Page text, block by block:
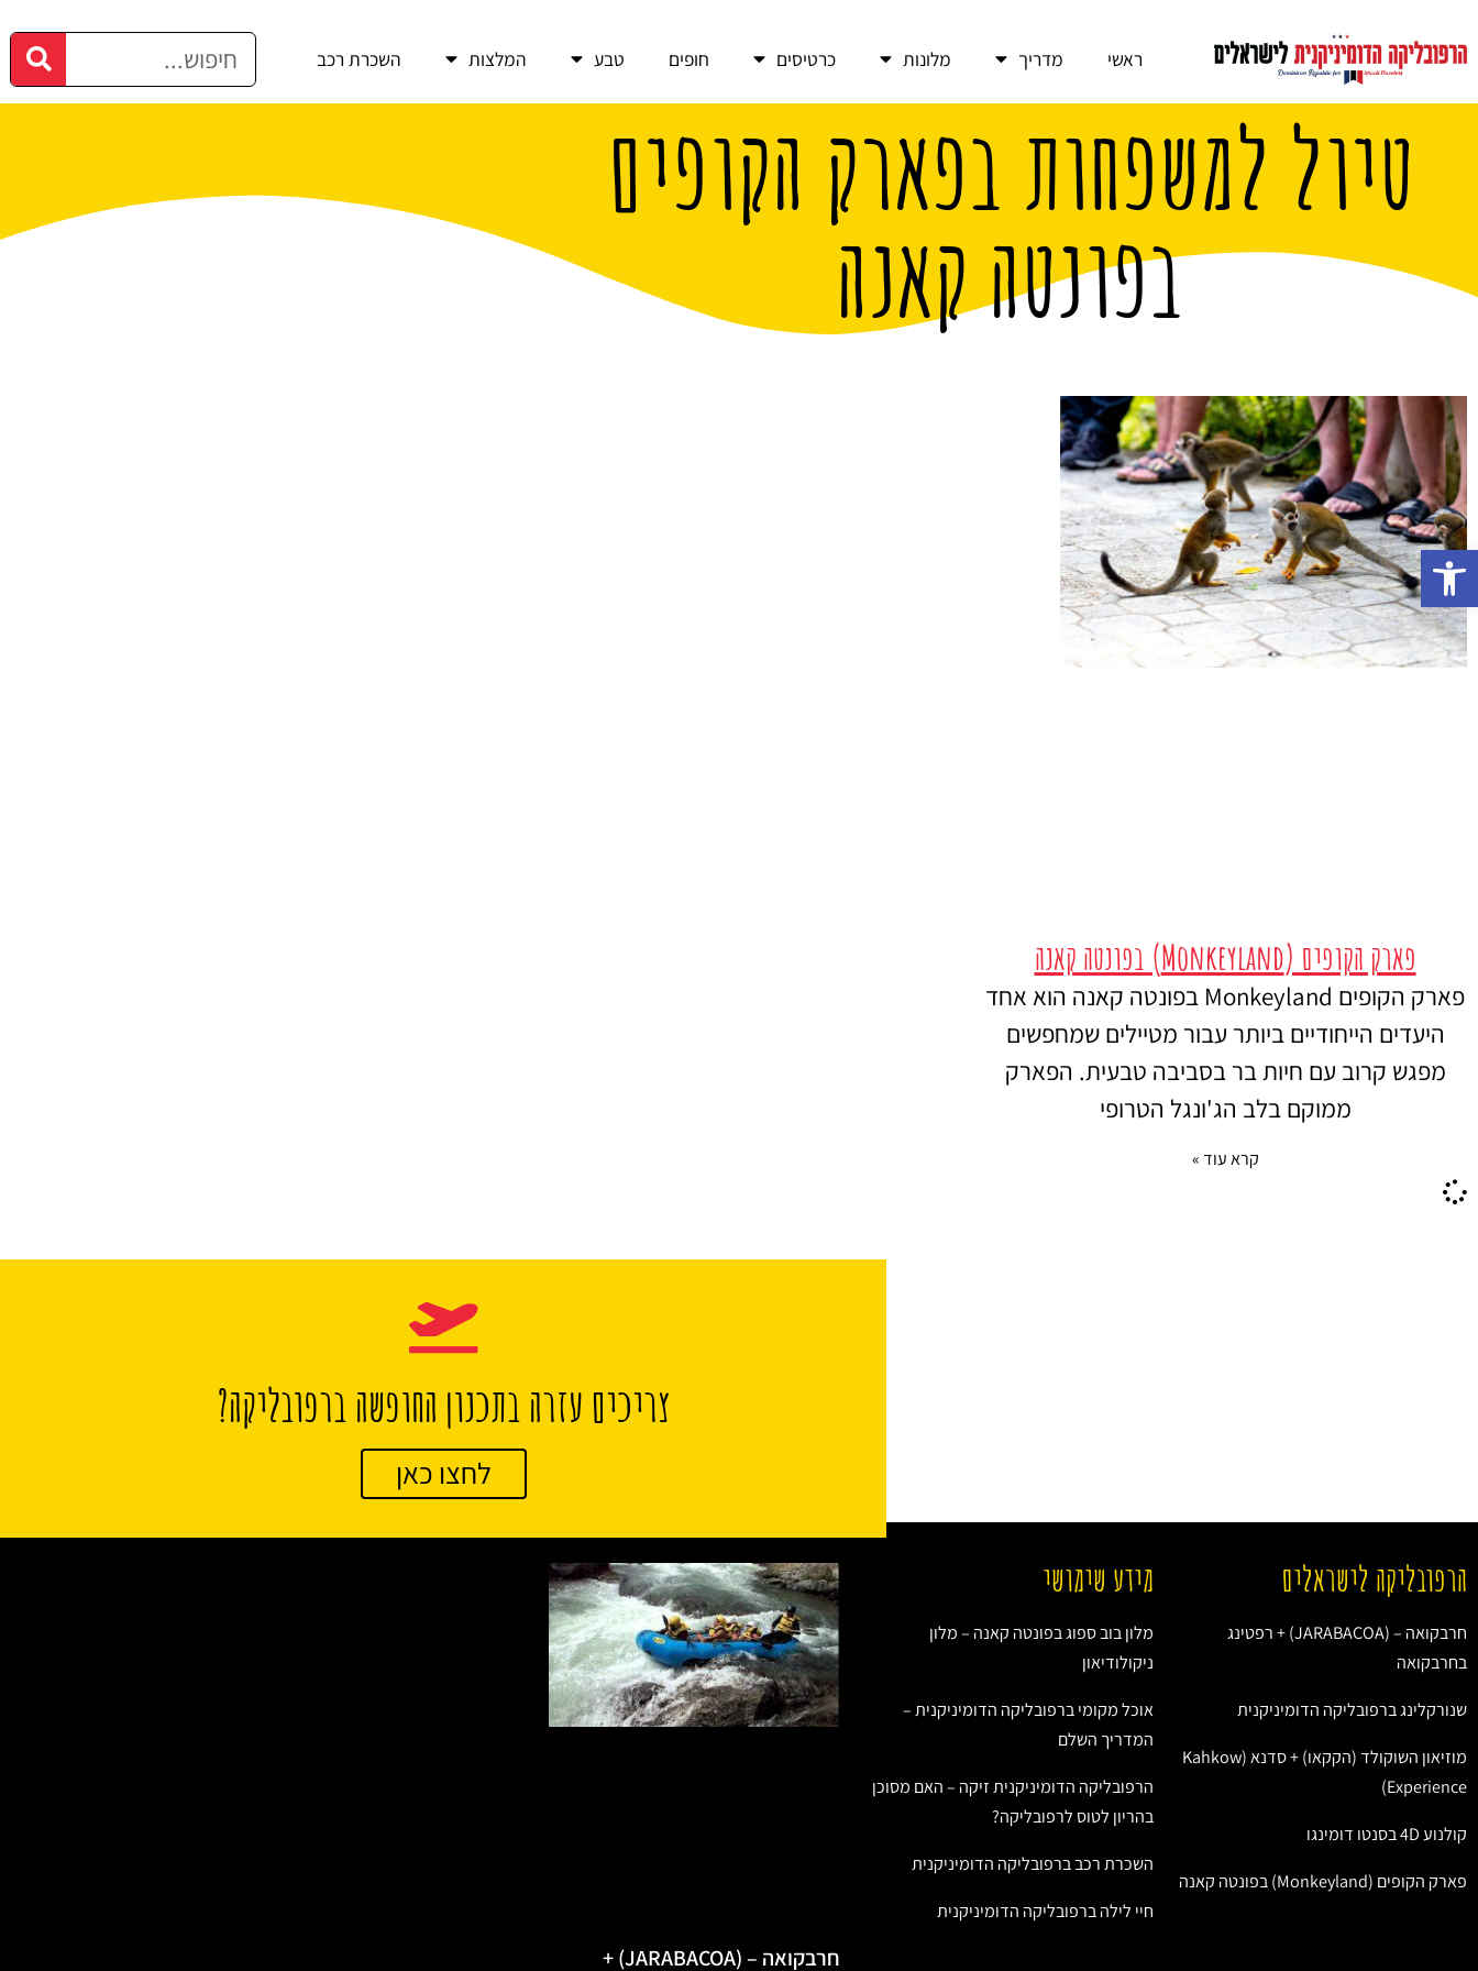
ראשי מדריך מלונות כרטיסים חופים טבע המלצות השכרת רכב
טיול למשפחות בפארק הקופים
בפונטה קאנה
פארק הקופים (Monkeyland) בפונטה קאנה
פארק הקופים Monkeyland בפונטה קאנה הוא אחד
היעדים הייחודיים ביותר עבור מטיילים שמחפשים
מפגש קרוב עם חיות בר בסביבה טבעית. הפארק
ממוקם בלב הג'ונגל הטרופי
קרא עוד »
צריכים עזרה בתכנון החופשה ברפובליקה?
לחצו כאן
הרפובליקה לישראלים
חרבקואה – (JARABACOA) + רפטינג
בחרבקואה
שנורקלינג ברפובליקה הדומיניקנית
מוזיאון השוקולד (הקקאו) + סדנא (Kahkow
Experience)
קולנוע 4D בסנטו דומינגו
פארק הקופים (Monkeyland) בפונטה קאנה
מידע שימושי
מלון בוב ספוג בפונטה קאנה – מלון
ניקולודיאון
אוכל מקומי ברפובליקה הדומיניקנית –
המדריך השלם
הרפובליקה הדומיניקנית זיקה – האם מסוכן
בהריון לטוס לרפובליקה?
השכרת רכב ברפובליקה הדומיניקנית
חיי לילה ברפובליקה הדומיניקנית
חרבקואה – (JARABACOA) +
פתח סרגל נגישות